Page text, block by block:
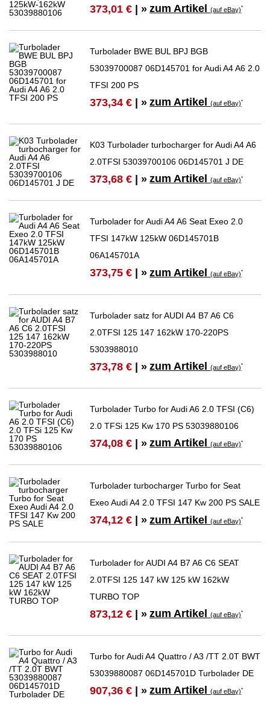
373,01 € | » zum Artikel(auf eBay)*
Turbolader BWE BUL BPJ BGB
53039700087 06D145701 for Audi A4 A6 2.0
TFSI 200 PS
373,34 € | » zum Artikel(auf eBay)*
K03 Turbolader turbocharger for Audi A4 A6
2.0TFSI 53039700106 06D145701 J DE
373,68 € | » zum Artikel(auf eBay)*
Turbolader for Audi A4 A6 Seat Exeo 2.0
TFSI 147kW 125kW 06D145701B
06A145701A
373,75 € | » zum Artikel(auf eBay)*
Turbolader satz for AUDI A4 B7 A6 C6
2.0TFSI 125 147 162kW 170-220PS
5303988010
373,78 € | » zum Artikel(auf eBay)*
Turbolader Turbo for Audi A6 2.0 TFSI (C6)
2.0 TFSi 125 Kw 170 PS 53039880106
374,08 € | » zum Artikel(auf eBay)*
Turbolader turbocharger Turbo for Seat
Exeo Audi A4 2.0 TFSI 147 Kw 200 PS SALE
374,12 € | » zum Artikel(auf eBay)*
Turbolader for AUDI A4 B7 A6 C6 SEAT
2.0TFSI 125 147 kW 125 kW 162kW
TURBO TOP
873,12 € | » zum Artikel(auf eBay)*
Turbo for Audi A4 Quattro / A3 /TT 2.0T BWT
53039880087 06D145701D Turbolader DE
907,36 € | » zum Artikel(auf eBay)*